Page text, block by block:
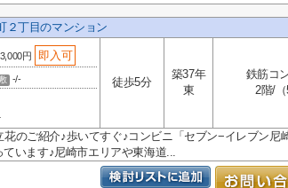
２丁目のマンション
3,000円 即入可
-/- 徒歩5分
築37年
東
鉄筋コ
2階/（
のご紹介♪歩いてすぐ♪コンビニ「セブン−イレブン尼
います♪尼崎市エリアや東海道...